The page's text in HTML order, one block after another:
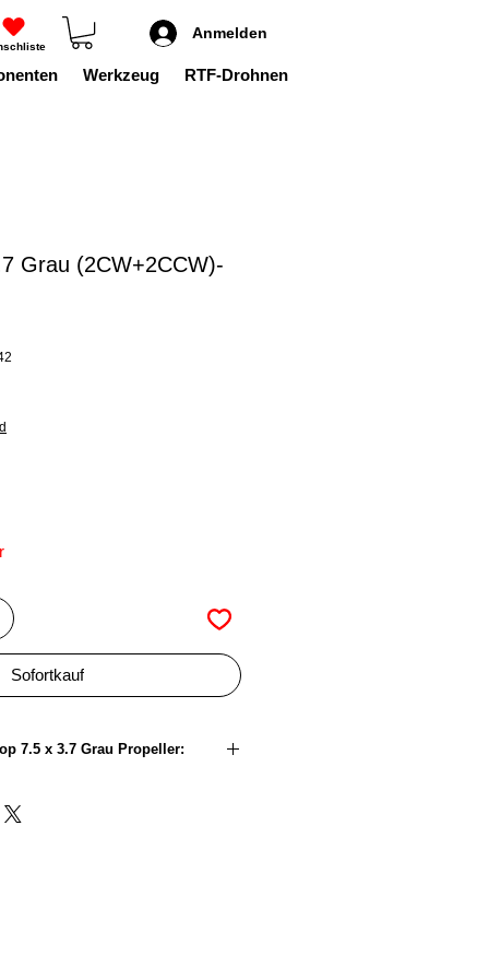
Anmelden
Werkzeug RTF-Drohnen
Grau (2CW+2CCW)-
Sofortkauf
7.5 x 3.7 Grau Propeller: